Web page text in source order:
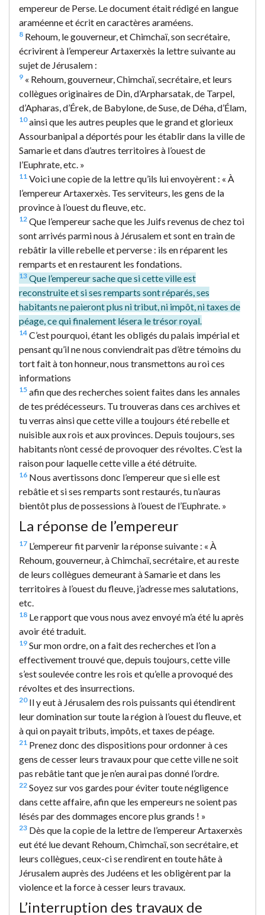
empereur de Perse. Le document était rédigé en langue
araméenne et écrit en caractères araméens.
8 Rehoum, le gouverneur, et Chimchaï, son secrétaire,
écrivirent à l’empereur Artaxerxès la lettre suivante au
sujet de Jérusalem :
9 « Rehoum, gouverneur, Chimchaï, secrétaire, et leurs
collègues originaires de Din, d’Arpharsatak, de Tarpel,
d’Apharas, d’Érek, de Babylone, de Suse, de Déha, d’Élam,
10ainsi que les autres peuples que le grand et glorieux
Assourbanipal a déportés pour les établir dans la ville de
Samarie et dans d’autres territoires à l’ouest de
l’Euphrate, etc. »
11 Voici une copie de la lettre qu’ils lui envoyèrent : « À
l’empereur Artaxerxès. Tes serviteurs, les gens de la
province à l’ouest du fleuve, etc.
12 Que l’empereur sache que les Juifs revenus de chez toi
sont arrivés parmi nous à Jérusalem et sont en train de
rebâtir la ville rebelle et perverse : ils en réparent les
remparts et en restaurent les fondations.
13 Que l’empereur sache que si cette ville est
reconstruite et si ses remparts sont réparés, ses
habitants ne paieront plus ni tribut, ni impôt, ni taxes de
péage, ce qui finalement lésera le trésor royal.
14 C’est pourquoi, étant les obligés du palais impérial et
pensant qu’il ne nous conviendrait pas d’être témoins du
tort fait à ton honneur, nous transmettons au roi ces
informations
15 afin que des recherches soient faites dans les annales
de tes prédécesseurs. Tu trouveras dans ces archives et
tu verras ainsi que cette ville a toujours été rebelle et
nuisible aux rois et aux provinces. Depuis toujours, ses
habitants n’ont cessé de provoquer des révoltes. C’est la
raison pour laquelle cette ville a été détruite.
16 Nous avertissons donc l’empereur que si elle est
rebâtie et si ses remparts sont restaurés, tu n’auras
bientôt plus de possessions à l’ouest de l’Euphrate. »
La réponse de l’empereur
17 L’empereur fit parvenir la réponse suivante : « À
Rehoum, gouverneur, à Chimchaï, secrétaire, et au reste
de leurs collègues demeurant à Samarie et dans les
territoires à l’ouest du fleuve, j’adresse mes salutations,
etc.
18 Le rapport que vous nous avez envoyé m’a été lu après
avoir été traduit.
19 Sur mon ordre, on a fait des recherches et l’on a
effectivement trouvé que, depuis toujours, cette ville
s’est soulevée contre les rois et qu’elle a provoqué des
révoltes et des insurrections.
20Il y eut à Jérusalem des rois puissants qui étendirent
leur domination sur toute la région à l’ouest du fleuve, et
à qui on payait tributs, impôts, et taxes de péage.
21 Prenez donc des dispositions pour ordonner à ces
gens de cesser leurs travaux pour que cette ville ne soit
pas rebâtie tant que je n’en aurai pas donné l’ordre.
22 Soyez sur vos gardes pour éviter toute négligence
dans cette affaire, afin que les empereurs ne soient pas
lésés par des dommages encore plus grands ! »
23 Dès que la copie de la lettre de l’empereur Artaxerxès
eut été lue devant Rehoum, Chimchaï, son secrétaire, et
leurs collègues, ceux-ci se rendirent en toute hâte à
Jérusalem auprès des Judéens et les obligèrent par la
violence et la force à cesser leurs travaux.
L’interruption des travaux de